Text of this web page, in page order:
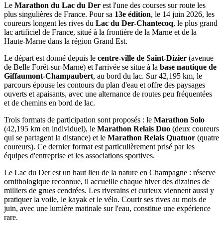
Le Marathon du Lac du Der est l'une des courses sur route les
plus singulières de France. Pour sa 13e édition, le 14 juin 2026, les
coureurs longent les rives du Lac du Der-Chantecoq, le plus grand
lac artificiel de France, situé à la frontière de la Marne et de la
Haute-Marne dans la région Grand Est.
Le départ est donné depuis le centre-ville de Saint-Dizier (avenue
de Belle Forêt-sur-Marne) et l'arrivée se situe à la base nautique de
Giffaumont-Champaubert, au bord du lac. Sur 42,195 km, le
parcours épouse les contours du plan d'eau et offre des paysages
ouverts et apaisants, avec une alternance de routes peu fréquentées
et de chemins en bord de lac.
Trois formats de participation sont proposés : le Marathon Solo
(42,195 km en individuel), le Marathon Relais Duo (deux coureurs
qui se partagent la distance) et le Marathon Relais Quatuor (quatre
coureurs). Ce dernier format est particulièrement prisé par les
équipes d'entreprise et les associations sportives.
Le Lac du Der est un haut lieu de la nature en Champagne : réserve
ornithologique reconnue, il accueille chaque hiver des dizaines de
milliers de grues cendrées. Les riverains et curieux viennent aussi y
pratiquer la voile, le kayak et le vélo. Courir ses rives au mois de
juin, avec une lumière matinale sur l'eau, constitue une expérience
rare.